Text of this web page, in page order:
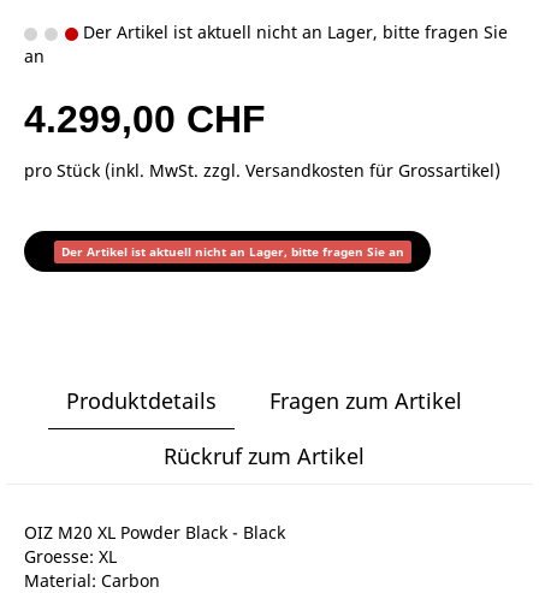
Der Artikel ist aktuell nicht an Lager, bitte fragen Sie
an
4.299,00 CHF
pro Stück (inkl. MwSt. zzgl. Versandkosten für Grossartikel)
Der Artikel ist aktuell nicht an Lager, bitte fragen Sie an
Produktdetails
Fragen zum Artikel
Rückruf zum Artikel
OIZ M20 XL Powder Black - Black
Groesse: XL
Material: Carbon